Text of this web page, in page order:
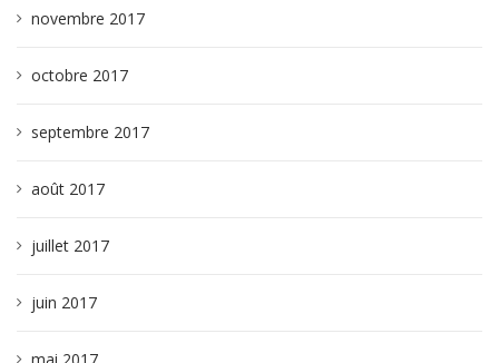
novembre 2017
octobre 2017
septembre 2017
août 2017
juillet 2017
juin 2017